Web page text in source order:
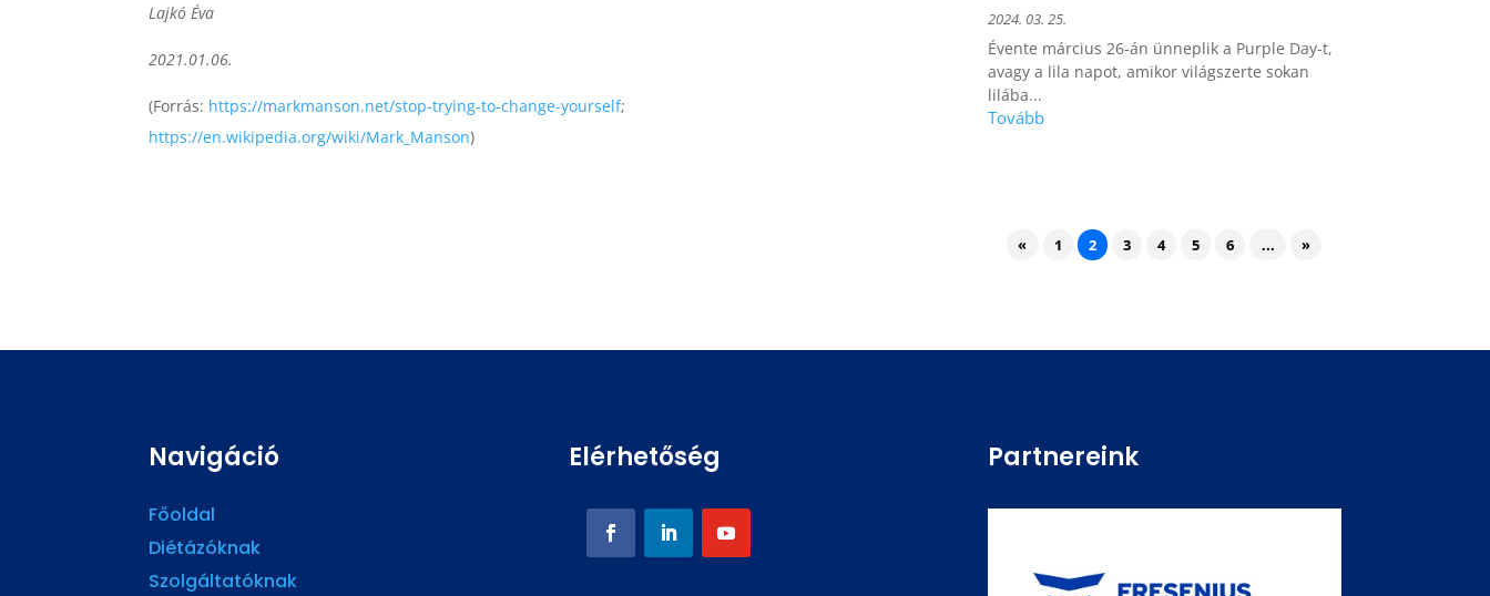
Lajkó Éva
2021.01.06.
(Forrás: https://markmanson.net/stop-trying-to-change-yourself;
https://en.wikipedia.org/wiki/Mark_Manson)
2024. 03. 25.
Évente március 26-án ünneplik a Purple Day-t,
avagy a lila napot, amikor világszerte sokan
lilába...
« 1 2 3 4 5 6 ... »
Navigáció
Főoldal
Diétázóknak
Szolgáltatóknak
Elérhetőség Partnereink